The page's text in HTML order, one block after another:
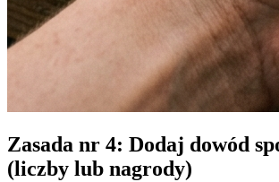
Zasada nr 4: Dodaj dowód
(liczby lub nagrody)